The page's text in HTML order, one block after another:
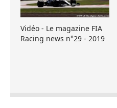
Vidéo - Le magazine FIA
Racing news n°29 - 2019